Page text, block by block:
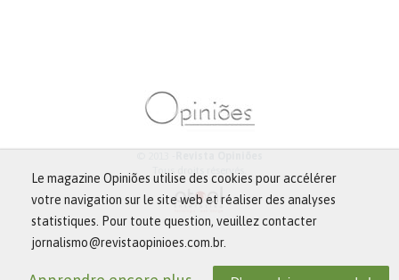
Tous droits réservés.
Le magazine Opiniões utilise des cookies pour accélérer
votre navigation sur le site web et réaliser des analyses
statistiques. Pour toute question, veuillez contacter
jornalismo@revistaopinioes.com.br.